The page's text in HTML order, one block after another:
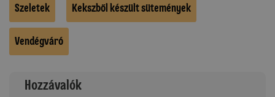
Szeletek Kekszből készült sütemények
Vendégváró
Hozzávalók